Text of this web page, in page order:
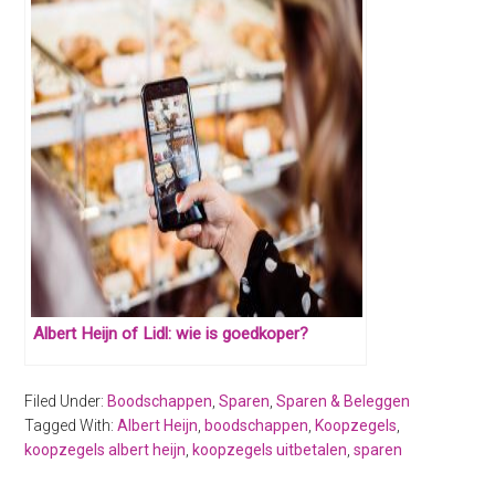
Albert Heijn of Lidl: wie is goedkoper?
Filed Under: Boodschappen ,Sparen ,Sparen & Beleggen
Tagged With:Albert Heijn boodschappen Koopzegels
koopzegels albert heijn koopzegels uitbetalen ,sparen